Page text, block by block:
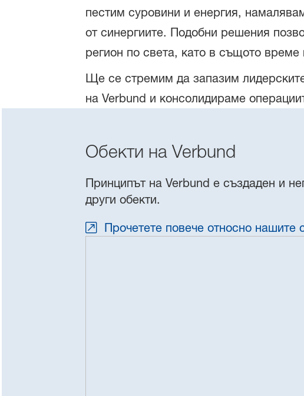
пестим суровини и енергия,
от синергиите. Подобни решения
регион по света, като в същото време
Ще се стремим да запазим
на Verbund и консолидираме
Обекти на Verbund
Принципът на Verbund е създаден и
други обекти.
Прочетете повече относно нашите